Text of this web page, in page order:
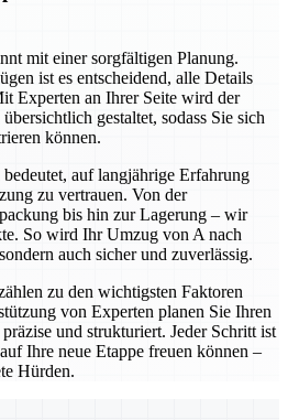
mit einer sorgfältigen Planung.
ist es entscheidend, alle Details
Experten an Ihrer Seite wird der
gestaltet, sodass Sie sich
können.
auf langjährige Erfahrung
zu vertrauen. Von der
bis hin zur Lagerung – wir
So wird Ihr Umzug von A nach
auch sicher und zuverlässig.
zu den wichtigsten Faktoren
von Experten planen Sie Ihren
und strukturiert. Jeder Schritt ist
Ihre neue Etappe freuen können –
Hürden.